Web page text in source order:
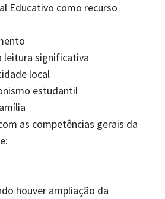
Educativo como recurso
leitura significativa
local
estudantil
as competências gerais da
houver ampliação da